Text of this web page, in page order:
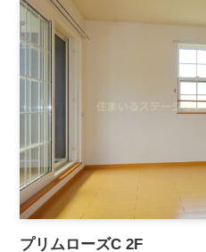
プリムローズC 2F